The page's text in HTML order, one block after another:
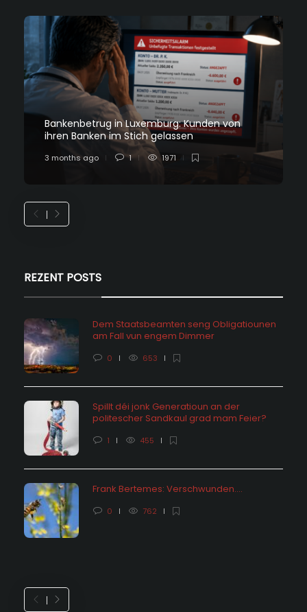
Bankenbetrug in Luxemburg: Kunden von
ihren Banken im Stich gelassen
3 months ago 1 1971
REZENT POSTS
Dem Staatsbeamten seng Obligatiounen
am Fall vun engem Dimmer
0 653
Spillt déi jonk Generatioun an der
politescher Sandkaul grad mam Feier?
1 455
Frank Bertemes: Verschwunden….
0 762